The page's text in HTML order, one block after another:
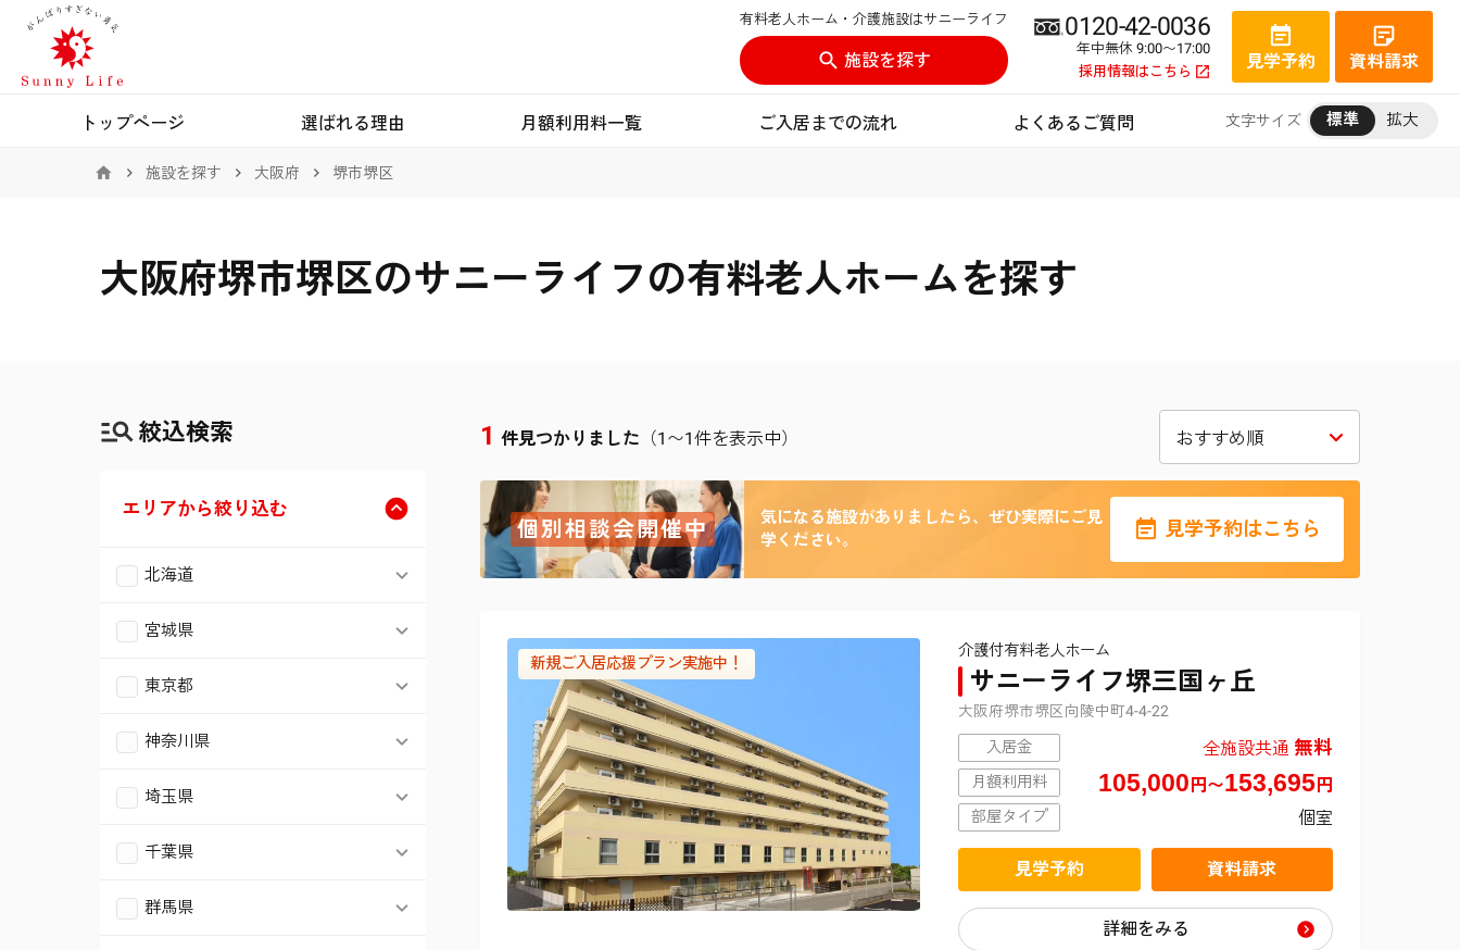
見学予約 資料請求
有料老人ホーム・介護施設はサニーライフ
施設を探す
0120-42-0036
年中無休 9:00〜17:00
採用情報はこちら
文字サイズ 標準 拡大
トップページ 選ばれる理由 月額利用料一覧 ご入居までの流れ よくあるご質問
施設を探す 大阪府 堺市堺区
大阪府堺市堺区のサニーライフの有料老人ホームを探す
絞込検索
エリアから絞り込む
北海道
札幌市北区
札幌市東区
札幌市白石区
札幌市豊平区
札幌市西区
宮城県
仙台市青葉区
仙台市宮城野区
仙台市太白区
仙台市泉区
東京都
港区
新宿区
台東区
品川区
神奈川県
横浜市鶴見区
横浜市南区
横浜市金沢区
埼玉県
さいたま市北区
さいたま市大宮区
千葉県
千葉市中央区
群馬県
1 件見つかりました （1〜1件を表示中）
個別相談会開催中
気になる施設がありましたら、ぜひ実際にご見
学ください。
見学予約はこちら
新規ご入居応援プラン実施中！
介護付有料老人ホーム
サニーライフ堺三国ヶ丘
大阪府堺市堺区向陵中町4-4-22
入居金 全施設共通 無料
月額利用料 105,000 円〜153,695 円
部屋タイプ 個室
見学予約 資料請求
詳細をみる